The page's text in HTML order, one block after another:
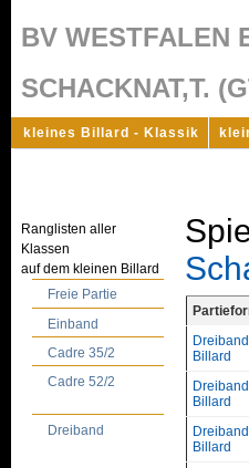
BV WESTFALEN
SCHACKNAT,T.
kleines Billard - Klassik
Ranglisten aller
Klassen
auf dem kleinen Billard
Freie Partie
Einband
Cadre 35/2
Cadre 52/2
Dreiband
Billard
Billard
Billard